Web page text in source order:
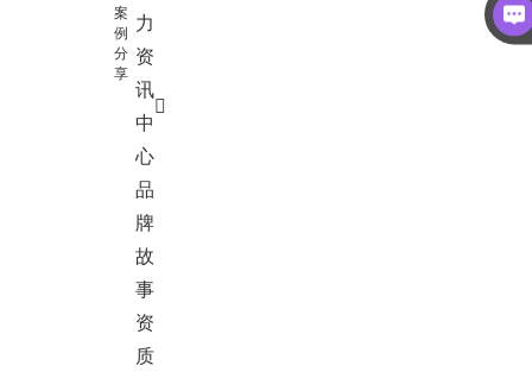
力
资
讯
中
心
品
牌
故
事
资
质
案
例
分
享